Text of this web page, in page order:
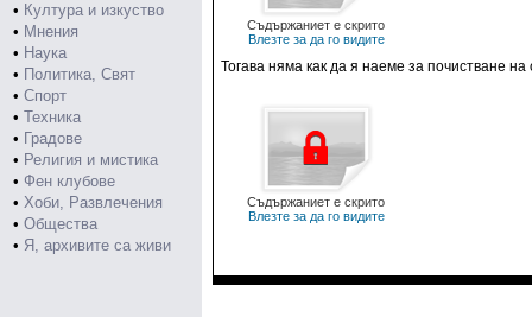
• Култура и изкуство
• Мнения
• Наука
• Политика, Свят
• Спорт
• Техника
• Градове
• Религия и мистика
• Фен клубове
• Хоби, Развлечения
• Общества
• Я, архивите са живи
Съдържаниет е скрито
Влезте за да го видите
Тогава няма как да я наеме за почистване
Съдържаниет е скрито
Влезте за да го видите